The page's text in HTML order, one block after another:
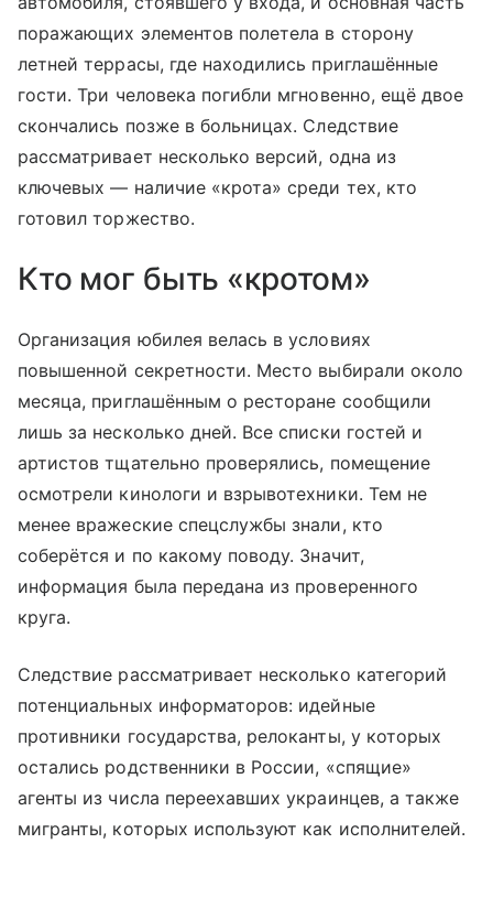
поражающих элементов полетела в сторону
летней террасы, где находились приглашённые
гости. Три человека погибли мгновенно, ещё двое
скончались позже в больницах. Следствие
рассматривает несколько версий, одна из
ключевых — наличие «крота» среди тех, кто
готовил торжество.
Кто мог быть «кротом»
Организация юбилея велась в условиях
повышенной секретности. Место выбирали около
месяца, приглашённым о ресторане сообщили
лишь за несколько дней. Все списки гостей и
артистов тщательно проверялись, помещение
осмотрели кинологи и взрывотехники. Тем не
менее вражеские спецслужбы знали, кто
соберётся и по какому поводу. Значит,
информация была передана из проверенного
круга.
Следствие рассматривает несколько категорий
потенциальных информаторов: идейные
противники государства, релоканты, у которых
остались родственники в России, «спящие»
агенты из числа переехавших украинцев, а также
мигранты, которых используют как исполнителей.